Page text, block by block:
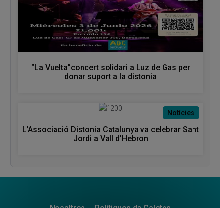
"La Vuelta”concert solidari a Luz de Gas per
donar suport a la distonia
Notícies
L’Associació Distonia Catalunya va celebrar Sant
Jordi a Vall d’Hebron